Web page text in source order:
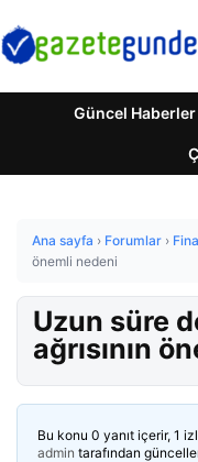
Güncel Haberler
Ana sayfa › Forumlar ›
önemli nedeni
Uzun süre
ağrısının
Bu konu 0 yanıt içerir, 1
admin tarafından